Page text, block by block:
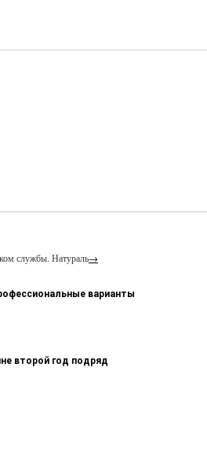
службы. Натураль→
варианты
второй год подряд